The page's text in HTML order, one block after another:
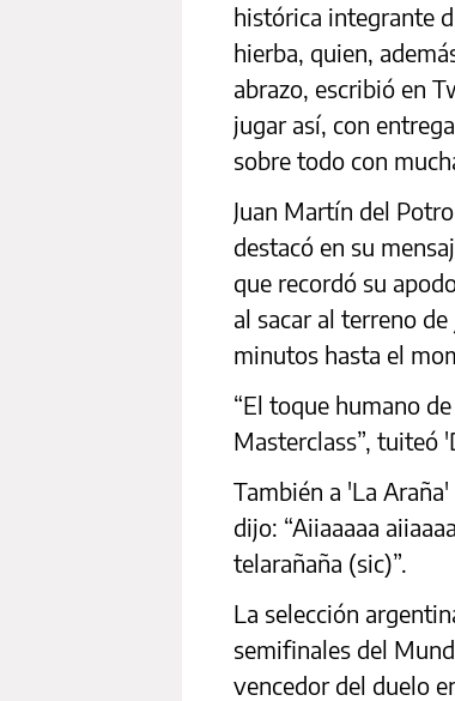
histórica integrante
hierba, quien,
abrazo, escribió en
jugar así, con
sobre todo con
Juan Martín del
destacó en su
que recordó su
al sacar al terreno
minutos hasta el
“El toque humano
Masterclass”, tuiteó
También a 'La
dijo: “Aiiaaaaa
telarañaña (sic)”.
La selección
semifinales del
vencedor del duelo